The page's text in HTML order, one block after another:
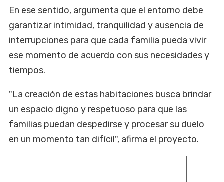
En ese sentido, argumenta que el entorno debe
garantizar intimidad, tranquilidad y ausencia de
interrupciones para que cada familia pueda vivir
ese momento de acuerdo con sus necesidades y
tiempos.
"La creación de estas habitaciones busca brindar
un espacio digno y respetuoso para que las
familias puedan despedirse y procesar su duelo
en un momento tan difícil", afirma el proyecto.